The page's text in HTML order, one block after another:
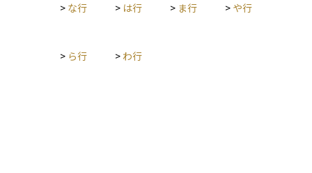
> な行 > は行 > ま行 > や行
> ら行 > わ行